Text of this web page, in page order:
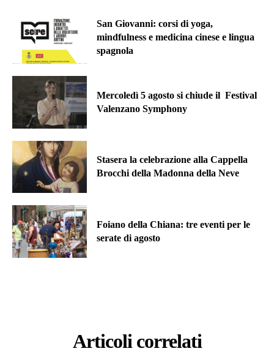
San Giovanni: corsi di yoga,
mindfulness e medicina cinese e lingua
spagnola
Mercoledì 5 agosto si chiude il Festival
Valenzano Symphony
Stasera la celebrazione alla Cappella
Brocchi della Madonna della Neve
Foiano della Chiana: tre eventi per le
serate di agosto
Articoli correlati